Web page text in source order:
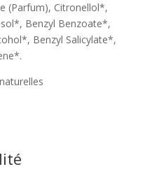
(Parfum), Citronellol*,
Benzyl Benzoate*,
Benzyl Salicylate*,